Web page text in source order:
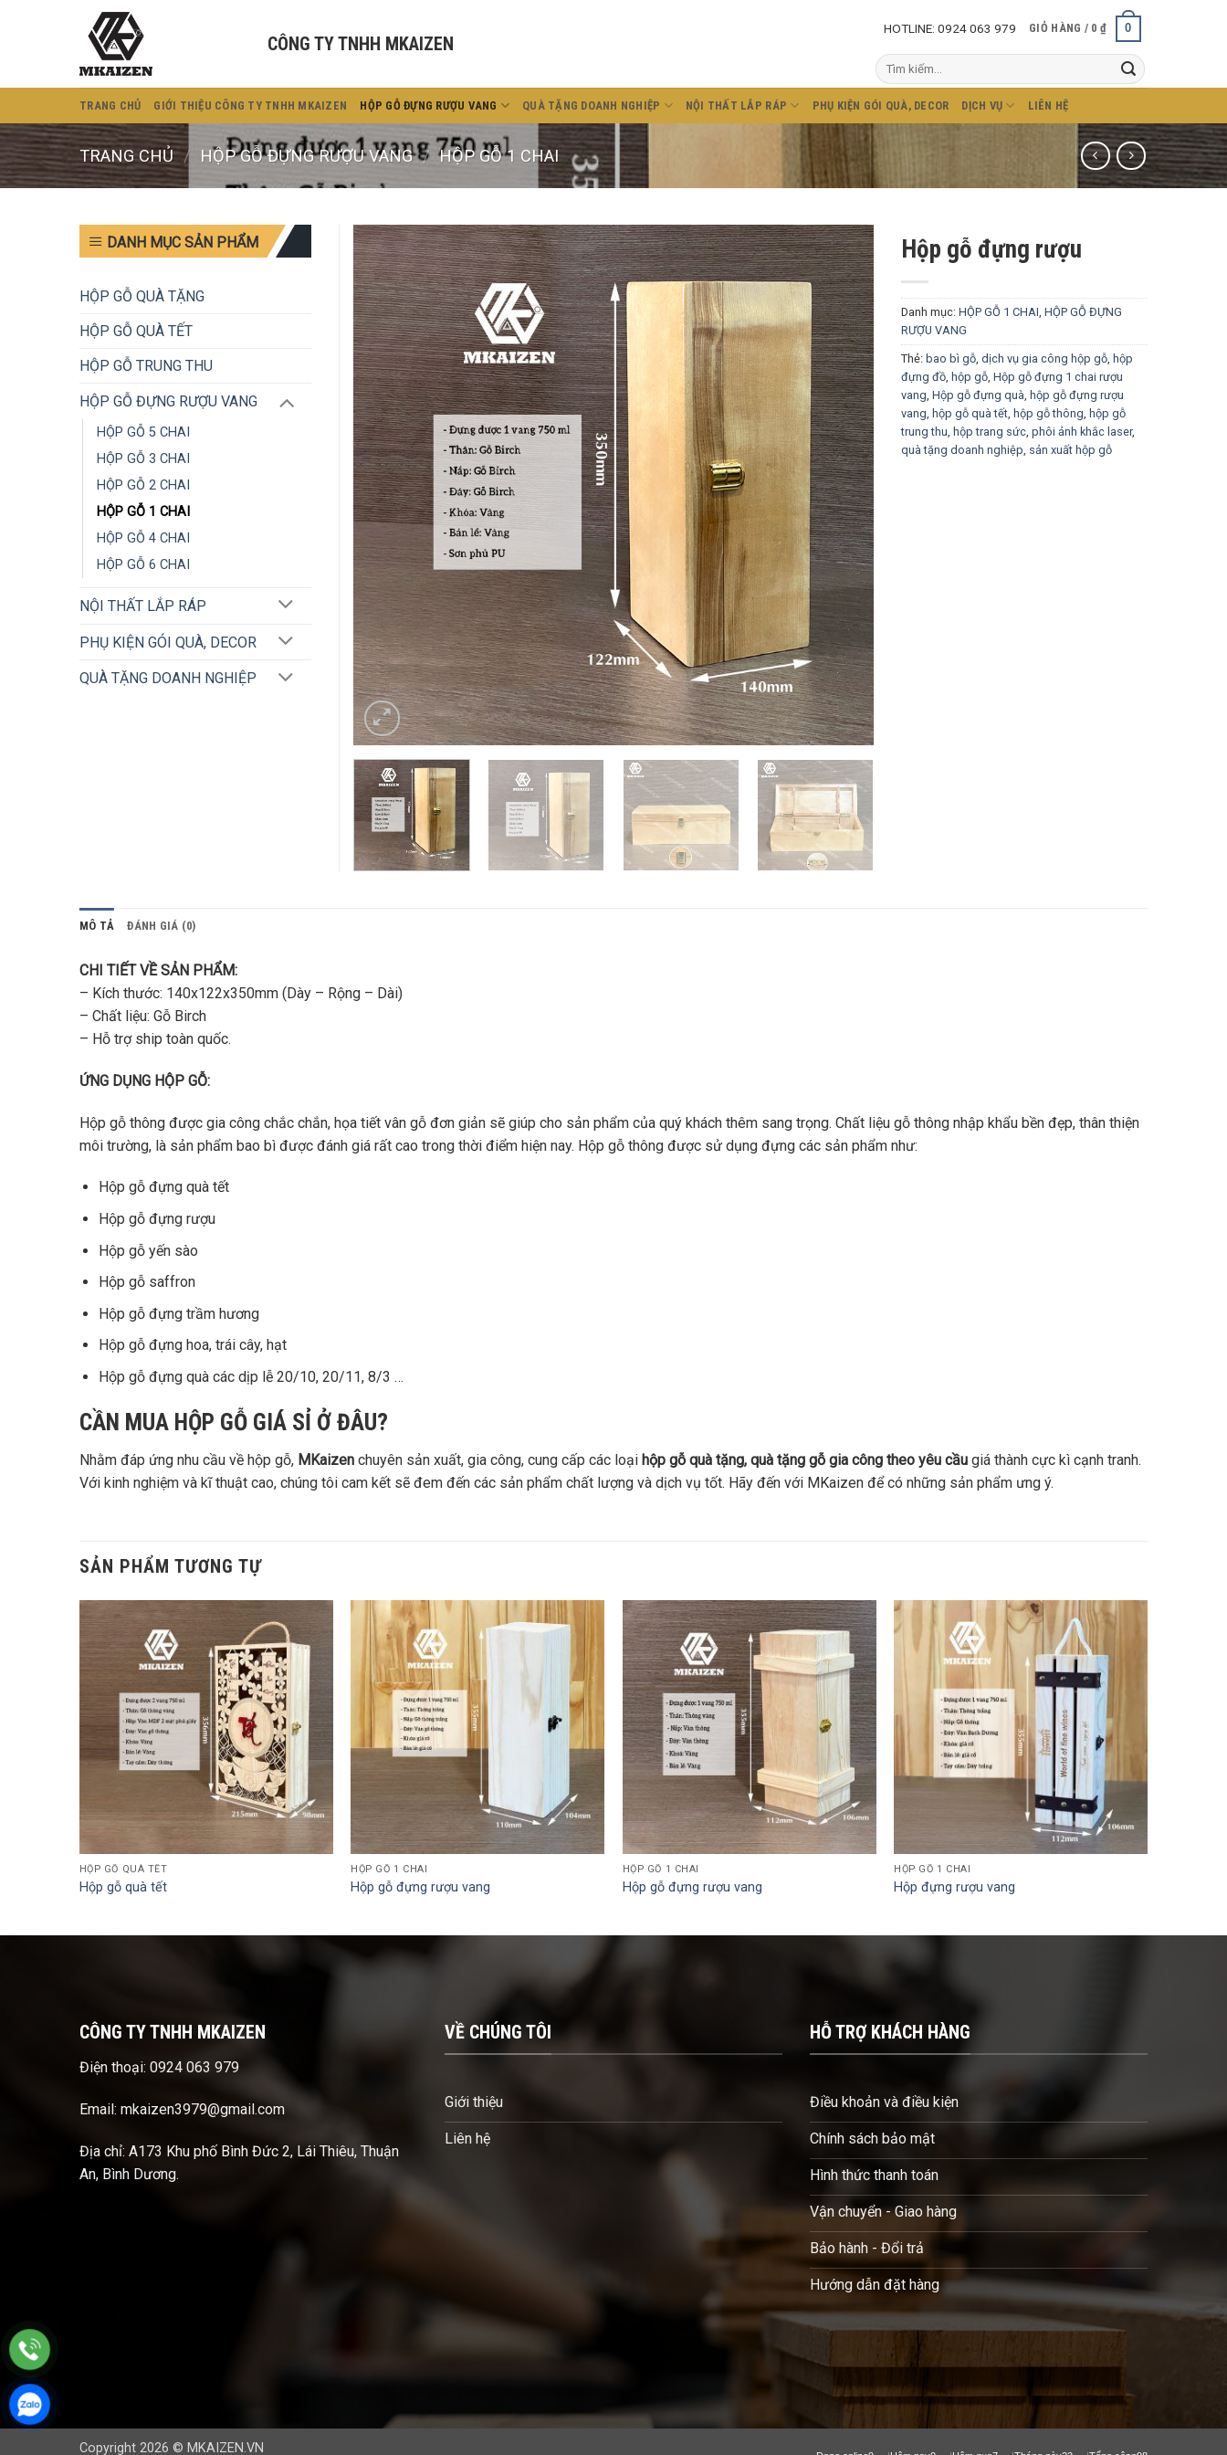
CÔNG TY TNHH MKAIZEN
HOTLINE: 0924 063 979 GIỎ HÀNG / 0 ₫ 0
Tìm
kiếm:
TRANG CHỦ GIỚI THIỆU CÔNG TY TNHH MKAIZEN HỘP GỖ ĐỰNG RƯỢU VANG QUÀ TẶNG DOANH NGHIỆP NỘI THẤT LẮP RÁP PHỤ KIỆN GÓI QUÀ, DECOR DỊCH VỤ LIÊN HỆ
TRANG CHỦ / HỘP GỖ ĐỰNG RƯỢU VANG / HỘP GỖ 1 CHAI
Hộp gỗ đựng rượu
Danh mục: HỘP GỖ 1 CHAI, HỘP GỖ ĐỰNG
RƯỢU VANG
Thẻ: bao bì gỗ, dịch vụ gia công hộp gỗ, hộp
đựng đồ, hộp gỗ, Hộp gỗ đựng 1 chai rượu
vang, Hộp gỗ đựng quà, hộp gỗ đựng rượu
vang, hộp gỗ quà tết, hộp gỗ thông, hộp gỗ
trung thu, hộp trang sức, phôi ảnh khắc laser,
quà tặng doanh nghiệp, sản xuất hộp gỗ
DANH MỤC SẢN PHẨM
HỘP GỖ QUÀ TẶNG
HỘP GỖ QUÀ TẾT
HỘP GỖ TRUNG THU
HỘP GỖ ĐỰNG RƯỢU VANG
HỘP GỖ 5 CHAI
HỘP GỖ 3 CHAI
HỘP GỖ 2 CHAI
HỘP GỖ 1 CHAI
HỘP GỖ 4 CHAI
HỘP GỖ 6 CHAI
NỘI THẤT LẮP RÁP
PHỤ KIỆN GÓI QUÀ, DECOR
QUÀ TẶNG DOANH NGHIỆP
MÔ TẢ ĐÁNH GIÁ (0)
CHI TIẾT VỀ SẢN PHẨM:
– Kích thước: 140x122x350mm (Dày – Rộng – Dài)
– Chất liệu: Gỗ Birch
– Hỗ trợ ship toàn quốc.
ỨNG DỤNG HỘP GỖ:
Hộp gỗ thông được gia công chắc chắn, họa tiết vân gỗ đơn giản sẽ giúp cho sản phẩm của quý khách thêm sang trọng. Chất liệu gỗ thông nhập khẩu bền đẹp, thân thiện
môi trường, là sản phẩm bao bì được đánh giá rất cao trong thời điểm hiện nay. Hộp gỗ thông được sử dụng đựng các sản phẩm như:
Hộp gỗ đựng quà tết
Hộp gỗ đựng rượu
Hộp gỗ yến sào
Hộp gỗ saffron
Hộp gỗ đựng trầm hương
Hộp gỗ đựng hoa, trái cây, hạt
Hộp gỗ đựng quà các dịp lễ 20/10, 20/11, 8/3 …
CẦN MUA HỘP GỖ GIÁ SỈ Ở ĐÂU?
Nhằm đáp ứng nhu cầu về hộp gỗ, MKaizen chuyên sản xuất, gia công, cung cấp các loại hộp gỗ quà tặng, quà tặng gỗ gia công theo yêu cầu giá thành cực kì cạnh tranh.
Với kinh nghiệm và kĩ thuật cao, chúng tôi cam kết sẽ đem đến các sản phẩm chất lượng và dịch vụ tốt. Hãy đến với MKaizen để có những sản phẩm ưng ý.
SẢN PHẨM TƯƠNG TỰ
HỘP GỖ QUÀ TẾT
Hộp gỗ quà tết
HỘP GỖ 1 CHAI
Hộp gỗ đựng rượu vang
HỘP GỖ 1 CHAI
Hộp gỗ đựng rượu vang
HỘP GỖ 1 CHAI
Hộp đựng rượu vang
CÔNG TY TNHH MKAIZEN
Điện thoại: 0924 063 979
Email: mkaizen3979@gmail.com
Địa chỉ: A173 Khu phố Bình Đức 2, Lái Thiêu, Thuận
An, Bình Dương.
VỀ CHÚNG TÔI
Giới thiệu
Liên hệ
HỖ TRỢ KHÁCH HÀNG
Điều khoản và điều kiện
Chính sách bảo mật
Hình thức thanh toán
Vận chuyển - Giao hàng
Bảo hành - Đổi trả
Hướng dẫn đặt hàng
Copyright 2026 © MKAIZEN.VN